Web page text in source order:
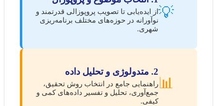
💡از ایده‌یابی تا تصویب پروپوزالی قدرتمند و
نوآورانه در حوزه‌های مختلف برنامه‌ریزی
شهری.
📊
2. متدولوژی و تحلیل داده
راهنمایی جامع در انتخاب روش تحقیق،
جمع‌آوری، تحلیل و تفسیر داده‌های کمی و
کیفی.